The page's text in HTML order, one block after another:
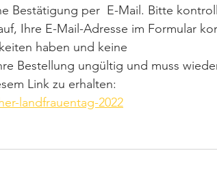
Bestätigung per  E-Mail. Bitte
Ihre E-Mail-Adresse im Formular
haben und keine
Bestellung ungültig und muss
Link zu erhalten:
landfrauentag-2022